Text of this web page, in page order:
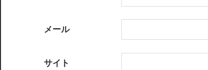
メール
サイト